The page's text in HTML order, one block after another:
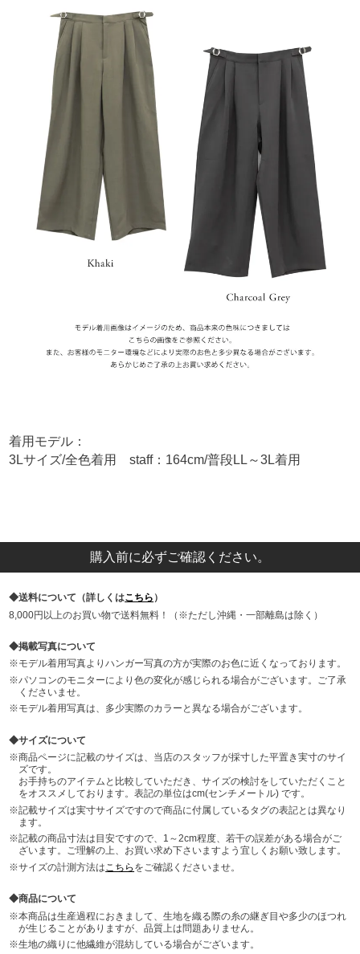
着用モデル：
3Lサイズ/全色着用 staff：164cm/普段LL～3L着用
購入前に必ずご確認ください。
送料について（詳しくはこちら ）
8,000円以上のお買い物で送料無料！（※ただし沖縄・一部離島は除く）
掲載写真について
モデル着用写真よりハンガー写真の方が実際のお色に近くなっております。
パソコンのモニターにより色の変化が感じられる場合がございます。ご了承
くださいませ。
モデル着用写真は、多少実際のカラーと異なる場合がございます。
サイズについて
商品ページに記載のサイズは、当店のスタッフが採寸した平置き実寸のサイ
ズです。
お手持ちのアイテムと比較していただき、サイズの検討をしていただくこと
をオススメしております。表記の単位はcm(センチメートル) です。
記載サイズは実寸サイズですので商品に付属しているタグの表記とは異なり
ます。
記載の商品寸法は目安ですので、1～2cm程度、若干の誤差がある場合がご
ざいます。ご理解の上、お買い求め下さいますよう宜しくお願い致します。
サイズの計測方法はこちら をご確認くださいませ。
商品について
本商品は生産過程におきまして、生地を織る際の糸の継ぎ目や多少のほつれ
が生じることがありますが、品質上は問題ありません。
生地の織りに他繊維が混紡している場合がございます。